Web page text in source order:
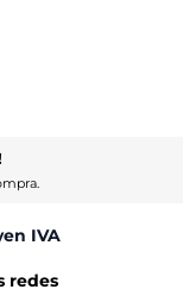
IVA
redes